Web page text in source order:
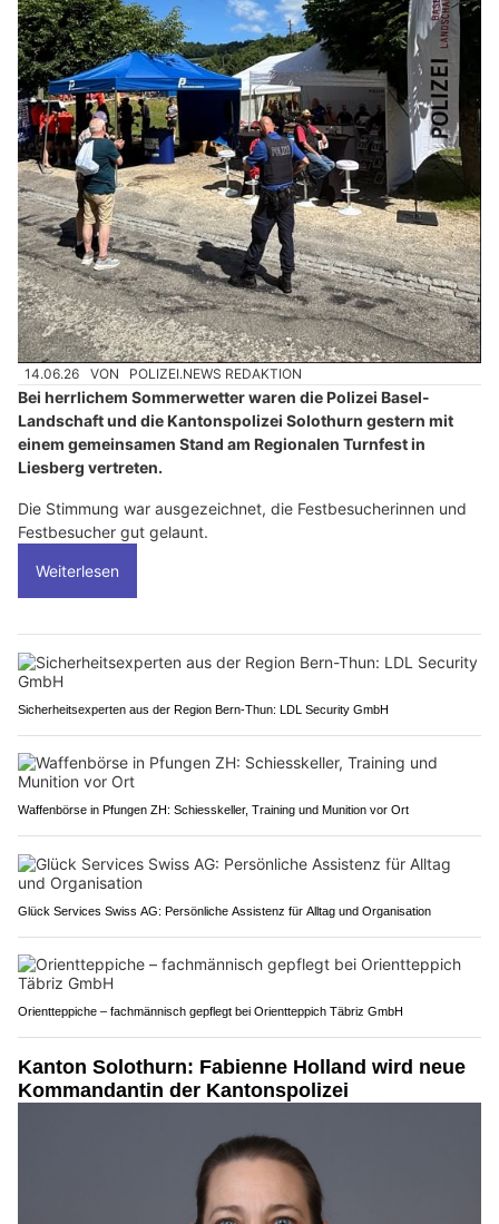
14.06.26 VON POLIZEI.NEWS REDAKTION
Bei herrlichem Sommerwetter waren die Polizei Basel-
Landschaft und die Kantonspolizei Solothurn gestern mit
einem gemeinsamen Stand am Regionalen Turnfest in
Liesberg vertreten.
Die Stimmung war ausgezeichnet, die Festbesucherinnen und
Festbesucher gut gelaunt.
Weiterlesen
Sicherheitsexperten aus der Region Bern-Thun: LDL Security GmbH
Waffenbörse in Pfungen ZH: Schiesskeller, Training und Munition vor Ort
Glück Services Swiss AG: Persönliche Assistenz für Alltag und Organisation
Orientteppiche – fachmännisch gepflegt bei Orientteppich Täbriz GmbH
Kanton Solothurn: Fabienne Holland wird neue
Kommandantin der Kantonspolizei